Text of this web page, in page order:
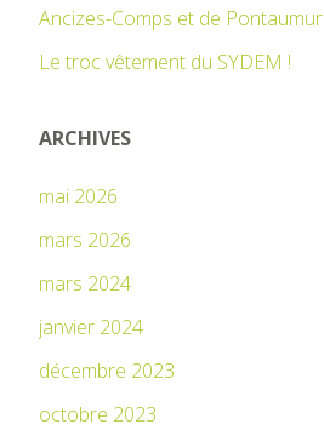
Ancizes-Comps et de Pontaumur
Le troc vêtement du SYDEM !
ARCHIVES
mai 2026
mars 2026
mars 2024
janvier 2024
décembre 2023
octobre 2023